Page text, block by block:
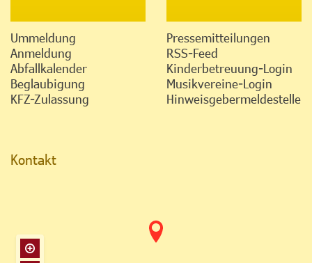
Ummeldung
Anmeldung
Abfallkalender
Beglaubigung
KFZ-Zulassung
Pressemitteilungen
RSS-Feed
Kinderbetreuung-Login
Musikvereine-Login
Hinweisgebermeldestelle
Kontakt